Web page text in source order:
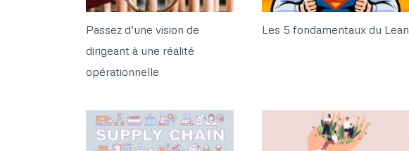
Passez d’une vision de
dirigeant à une réalité
opérationnelle
Les 5 fondamentaux du Lean